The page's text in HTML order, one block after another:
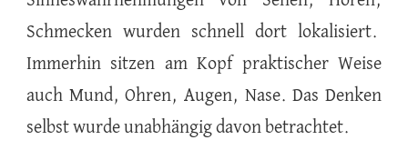
Schmecken wurden schnell dort lokalisiert.
Immerhin sitzen am Kopf praktischer Weise
auch Mund, Ohren, Augen, Nase. Das Denken
selbst wurde unabhängig davon betrachtet.